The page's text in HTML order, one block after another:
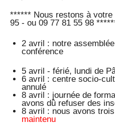
****** Nous restons à votre
95 - ou 09 77 81 55 98
2 avril : notre
conférence
5 avril - férié, lundi de
6 avril : centre socio-
annulé
8 avril : journée de
avons dû refuser des
8 avril : nous avons
maintenu